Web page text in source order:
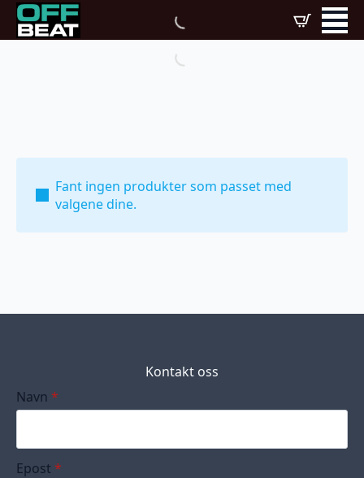
Fant ingen produkter som passet med
valgene dine.
Kontakt oss
Navn *
Epost *